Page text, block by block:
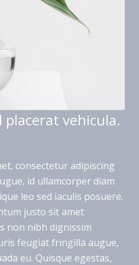
placerat vehicula.
consectetur adipiscing
id ullamcorper diam
leo sed iaculis posuere.
justo sit amet
non nibh dignissim
feugiat fringilla augue,
eu. Quisque egestas,